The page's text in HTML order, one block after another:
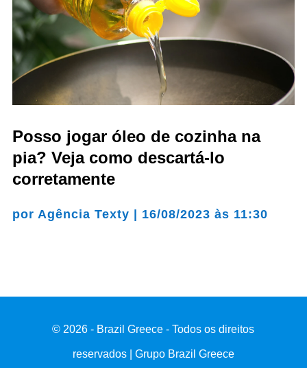
Posso jogar óleo de cozinha na
pia? Veja como descartá-lo
corretamente
por Agência Texty | 16/08/2023 às 11:30
© 2026 - Brazil Greece - Todos os direitos
reservados | Grupo Brazil Greece